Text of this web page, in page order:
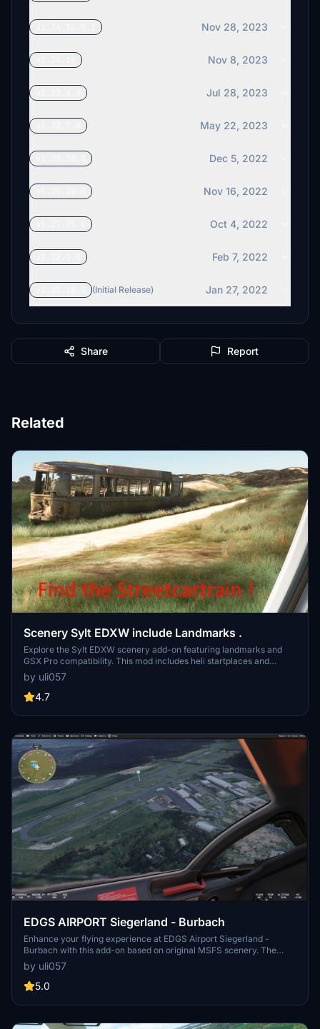
Nov 28, 2023
Nov 8, 2023
Jul 28, 2023
May 22, 2023
Dec 5, 2022
Nov 16, 2022
Oct 4, 2022
Feb 7, 2022
(Initial Release) Jan 27, 2022
Share Report
Related
Scenery Sylt EDXW include Landmarks .
Explore the Sylt EDXW scenery add-on featuring landmarks and
GSX Pro compatibility. This mod includes heli startplaces and
sailplane startpoints on grass runways. Ensure Bing textures are
enabled for optimal visual experience. Please note that this scenery
is not compatible with the MSFS2020 Map Enhancement.
by uli057
4.7
EDGS AIRPORT Siegerland - Burbach
Enhance your flying experience at EDGS Airport Siegerland -
Burbach with this add-on based on original MSFS scenery. The
scenery features corrected and missed buildings, night lighting, and
a new file structure for easy installation. Designed for GSX PRO File,
this update includes new taxiways and a GSX bus station for your
by uli057
5.0